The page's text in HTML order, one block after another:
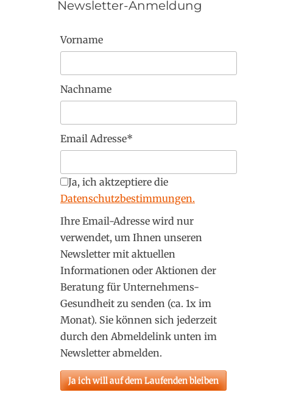
Newsletter-Anmeldung
Vorname
Nachname
Email Adresse*
Ja, ich aktzeptiere die
Datenschutzbestimmungen.
Ihre Email-Adresse wird nur
verwendet, um Ihnen unseren
Newsletter mit aktuellen
Informationen oder Aktionen der
Beratung für Unternehmens-
Gesundheit zu senden (ca. 1x im
Monat). Sie können sich jederzeit
durch den Abmeldelink unten im
Newsletter abmelden.